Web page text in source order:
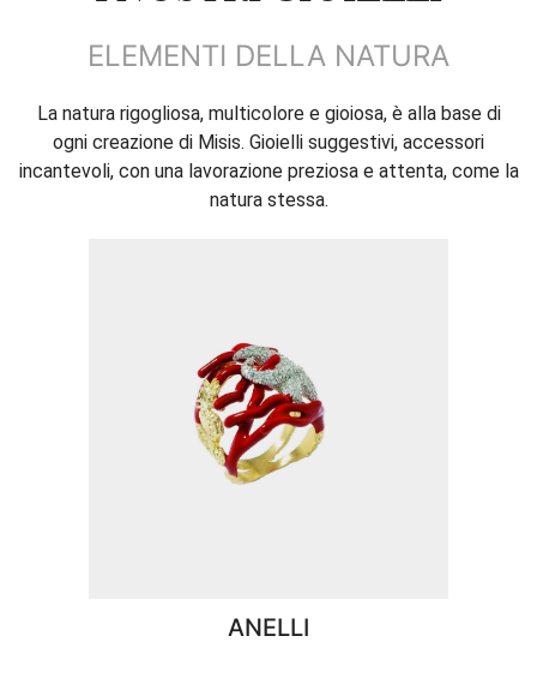
ELEMENTI DELLA NATURA
La natura rigogliosa, multicolore e gioiosa, è alla base di
ogni creazione di Misis. Gioielli suggestivi, accessori
incantevoli, con una lavorazione preziosa e attenta, come la
natura stessa.
ANELLI